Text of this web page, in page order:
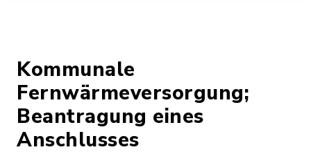
Kommunale
Fernwärmeversorgung;
Beantragung eines
Anschlusses